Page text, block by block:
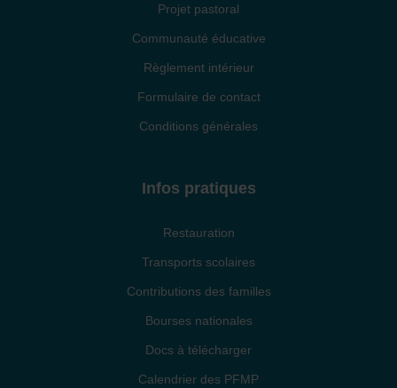
Projet pastoral
Communauté éducative
Règlement intérieur
Formulaire de contact
Conditions générales
Infos pratiques
Restauration
Transports scolaires
Contributions des familles
Bourses nationales
Docs à télécharger
Calendrier des PFMP